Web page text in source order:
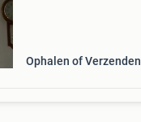
Ophalen of Verzenden